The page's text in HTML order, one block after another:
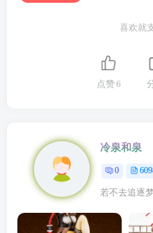
喜欢就
点赞6
冷泉和泉
0
若不去追逐